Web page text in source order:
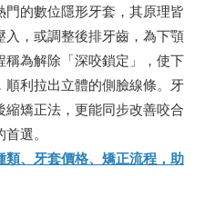
的數位隱形牙套，其原理皆
，或調整後排牙齒，為下顎
為解除「深咬鎖定」，使下
利拉出立體的側臉線條。牙
矯正法，更能同步改善咬合
選。
類、牙套價格、矯正流程，助